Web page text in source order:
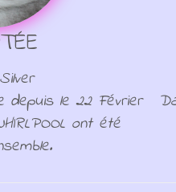
depuis le 22 Février
ont été